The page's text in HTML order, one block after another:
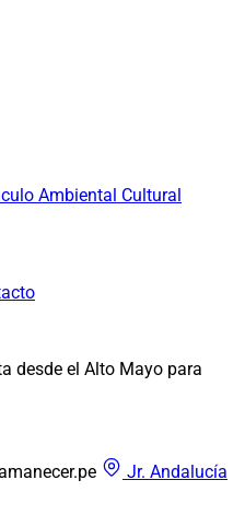
Ambiental Cultural
desde el Alto Mayo para
Jr. Andalucía